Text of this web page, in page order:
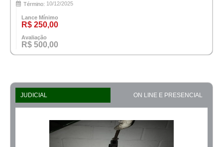
Término: 10/12/2025
Lance Mínimo
R$ 250,00
Avaliação
R$ 500,00
JUDICIAL ON LINE E PRESENCIAL